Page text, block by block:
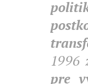
1996
pre